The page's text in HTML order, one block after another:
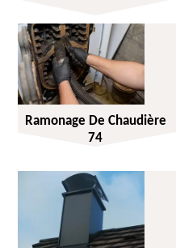
Ramonage De Chaudière
74